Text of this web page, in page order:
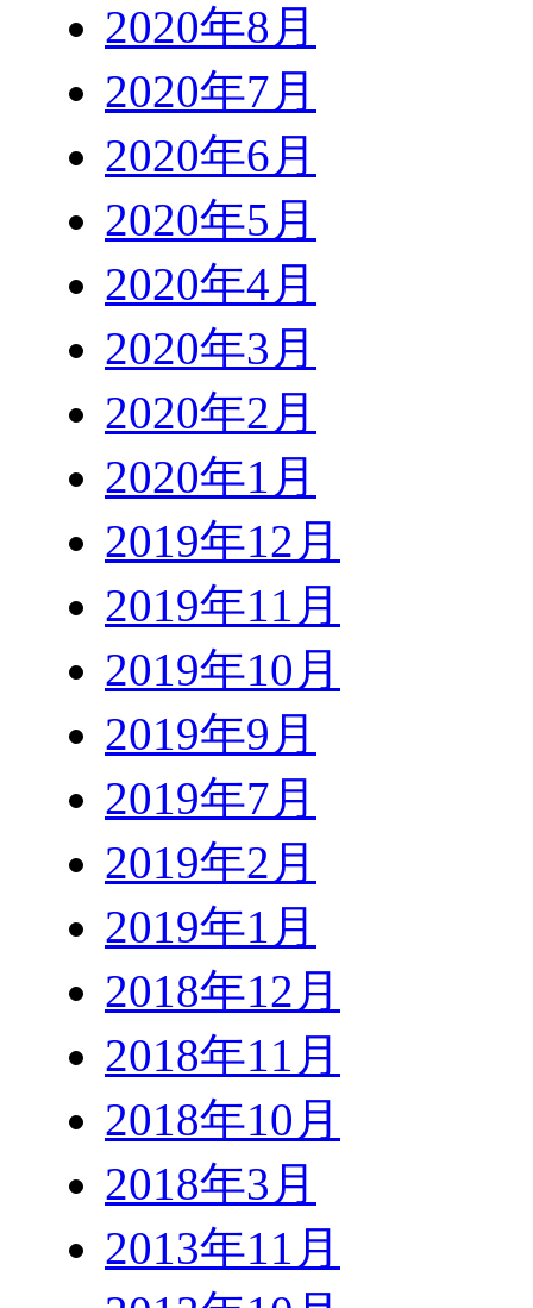
2020年8月
2020年7月
2020年6月
2020年5月
2020年4月
2020年3月
2020年2月
2020年1月
2019年12月
2019年11月
2019年10月
2019年9月
2019年7月
2019年2月
2019年1月
2018年12月
2018年11月
2018年10月
2018年3月
2013年11月